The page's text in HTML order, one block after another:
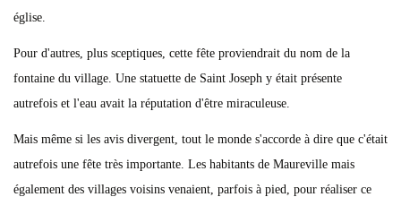
église.
Pour d'autres, plus sceptiques, cette fête proviendrait du nom de la
fontaine du village. Une statuette de Saint Joseph y était présente
autrefois et l'eau avait la réputation d'être miraculeuse.
Mais même si les avis divergent, tout le monde s'accorde à dire que c'était
autrefois une fête très importante. Les habitants de Maureville mais
également des villages voisins venaient, parfois à pied, pour réaliser ce